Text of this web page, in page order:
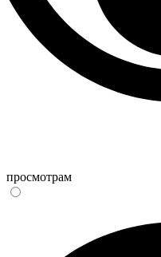
просмотрам